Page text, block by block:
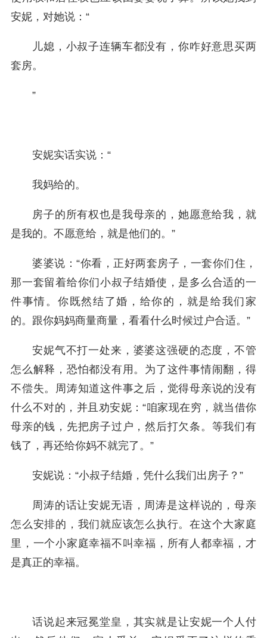
安妮，对她说：“
儿媳，小叔子连辆车都没有，你咋好意思买两
套房。
”
安妮实话实说：“
我妈给的。
房子的所有权也是我母亲的，她愿意给我，就
是我的。不愿意给，就是他们的。”
婆婆说：“你看，正好两套房子，一套你们住，
那一套留着给你们小叔子结婚使，是多么合适的一
件事情。你既然结了婚，给你的，就是给我们家
的。跟你妈妈商量商量，看看什么时候过户合适。”
安妮气不打一处来，婆婆这强硬的态度，不管
怎么解释，恐怕都没有用。为了这件事情闹翻，得
不偿失。周涛知道这件事之后，觉得母亲说的没有
什么不对的，并且劝安妮：“咱家现在穷，就当借你
母亲的钱，先把房子过户，然后打欠条。等我们有
钱了，再还给你妈不就完了。”
安妮说：“小叔子结婚，凭什么我们出房子？”
周涛的话让安妮无语，周涛是这样说的，母亲
怎么安排的，我们就应该怎么执行。在这个大家庭
里，一个小家庭幸福不叫幸福，所有人都幸福，才
是真正的幸福。
话说起来冠冕堂皇，其实就是让安妮一个人付